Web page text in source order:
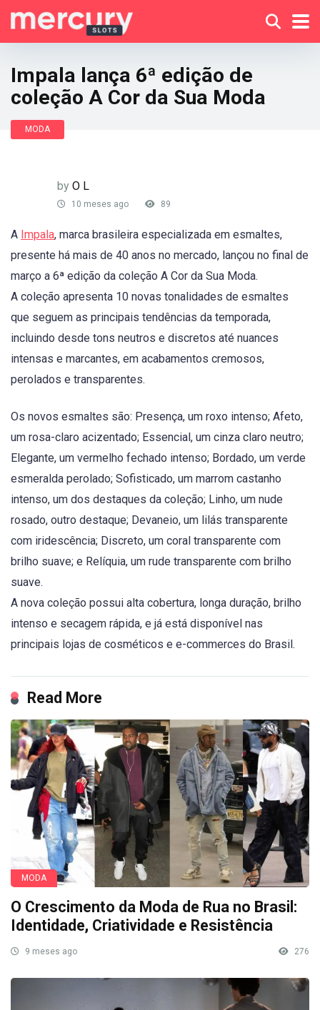
Impala lança 6ª edição de
coleção A Cor da Sua Moda
MODA
by O L
10 meses ago 89
A Impala, marca brasileira especializada em esmaltes,
presente há mais de 40 anos no mercado, lançou no final de
março a 6ª edição da coleção A Cor da Sua Moda.
A coleção apresenta 10 novas tonalidades de esmaltes
que seguem as principais tendências da temporada,
incluindo desde tons neutros e discretos até nuances
intensas e marcantes, em acabamentos cremosos,
perolados e transparentes.
Os novos esmaltes são: Presença, um roxo intenso; Afeto,
um rosa-claro acizentado; Essencial, um cinza claro neutro;
Elegante, um vermelho fechado intenso; Bordado, um verde
esmeralda perolado; Sofisticado, um marrom castanho
intenso, um dos destaques da coleção; Linho, um nude
rosado, outro destaque; Devaneio, um lilás transparente
com iridescência; Discreto, um coral transparente com
brilho suave; e Relíquia, um rude transparente com brilho
suave.
A nova coleção possui alta cobertura, longa duração, brilho
intenso e secagem rápida, e já está disponível nas
principais lojas de cosméticos e e-commerces do Brasil.
Read More
MODA
O Crescimento da Moda de Rua no Brasil:
Identidade, Criatividade e Resistência
9 meses ago 276